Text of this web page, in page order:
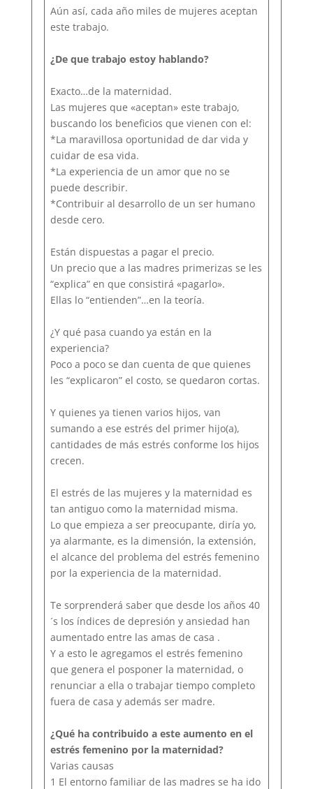
Aún así, cada año miles de mujeres aceptan
este trabajo.
¿De que trabajo estoy hablando?
Exacto…de la maternidad.
Las mujeres que «aceptan» este trabajo,
buscando los beneficios que vienen con el:
*La maravillosa oportunidad de dar vida y
cuidar de esa vida.
*La experiencia de un amor que no se
puede describir.
*Contribuir al desarrollo de un ser humano
desde cero.
Están dispuestas a pagar el precio.
Un precio que a las madres primerizas se les
“explica” en que consistirá «pagarlo».
Ellas lo “entienden”…en la teoría.
¿Y qué pasa cuando ya están en la
experiencia?
Poco a poco se dan cuenta de que quienes
les “explicaron” el costo, se quedaron cortas.
Y quienes ya tienen varios hijos, van
sumando a ese estrés del primer hijo(a),
cantidades de más estrés conforme los hijos
crecen.
El estrés de las mujeres y la maternidad es
tan antiguo como la maternidad misma.
Lo que empieza a ser preocupante, diría yo,
ya alarmante, es la dimensión, la extensión,
el alcance del problema del estrés femenino
por la experiencia de la maternidad.
Te sorprenderá saber que desde los años 40
´s los índices de depresión y ansiedad han
aumentado entre las amas de casa .
Y a esto le agregamos el estrés femenino
que genera el posponer la maternidad, o
renunciar a ella o trabajar tiempo completo
fuera de casa y además ser madre.
¿Qué ha contribuido a este aumento en el
estrés femenino por la maternidad?
Varias causas
1 El entorno familiar de las madres se ha ido